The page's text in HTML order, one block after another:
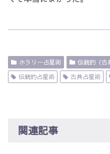
ホラリー占星術 伝統的（古
伝統的占星術
古典占星術
関連記事